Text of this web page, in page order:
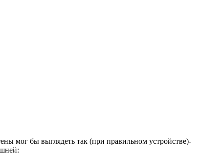
мог бы выглядеть так (при правильном устройстве)-